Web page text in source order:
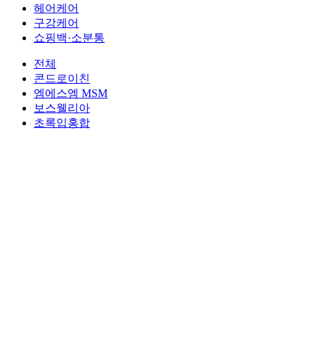
헤어케어
구강케어
쇼핑백·소분통
전체
콘드로이친
엠에스엠 MSM
보스웰리아
초록입홍합